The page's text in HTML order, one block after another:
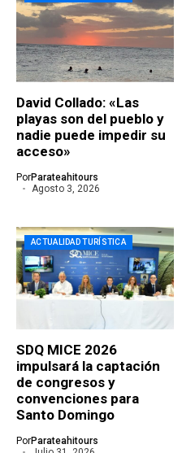
David Collado: «Las
playas son del pueblo y
nadie puede impedir su
acceso»
PorParateahitours
Agosto 3, 2026
ACTUALIDAD TURÍSTICA
SDQ MICE 2026
impulsará la captación
de congresos y
convenciones para
Santo Domingo
PorParateahitours